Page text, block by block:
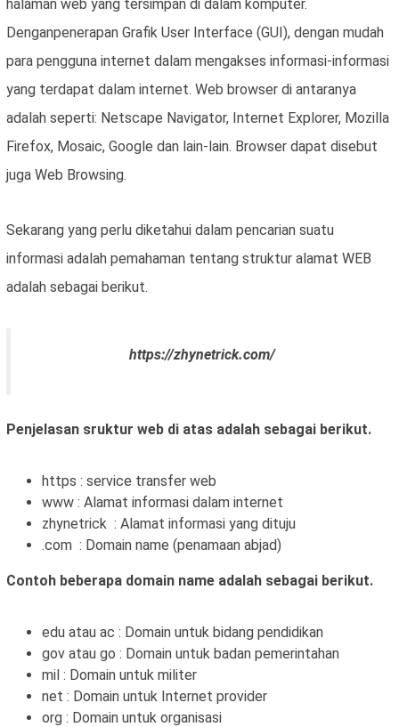
halaman web yang tersimpan di dalam komputer.
Denganpenerapan Grafik User Interface (GUI), dengan mudah
para pengguna internet dalam mengakses informasi-informasi
yang terdapat dalam internet. Web browser di antaranya
adalah seperti: Netscape Navigator, Internet Explorer, Mozilla
Firefox, Mosaic, Google dan lain-lain. Browser dapat disebut
juga Web Browsing.
Sekarang yang perlu diketahui dalam pencarian suatu
informasi adalah pemahaman tentang struktur alamat WEB
adalah sebagai berikut.
https://zhynetrick.com/
Penjelasan sruktur web di atas adalah sebagai berikut.
https : service transfer web
www : Alamat informasi dalam internet
zhynetrick : Alamat informasi yang dituju
.com : Domain name (penamaan abjad)
Contoh beberapa domain name adalah sebagai berikut.
edu atau ac : Domain untuk bidang pendidikan
gov atau go : Domain untuk badan pemerintahan
mil : Domain untuk militer
net : Domain untuk Internet provider
org : Domain untuk organisasi